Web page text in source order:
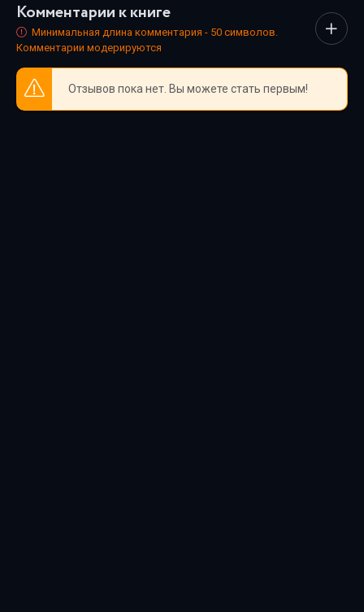
прослушивание максимально комфортным. Новинки и
классика, фантастика и драма, триллеры и любовные
истории - мы собрали всё, чтобы каждый нашёл книгу по
душе.
Комментарии к книге
Минимальная длина комментария - 50 символов.
Комментарии модерируются
Отзывов пока нет. Вы можете стать первым!